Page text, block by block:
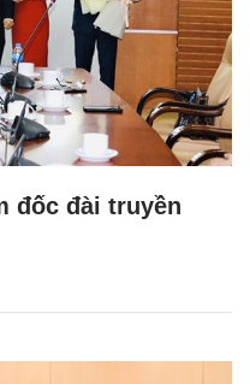
đốc đài truyền